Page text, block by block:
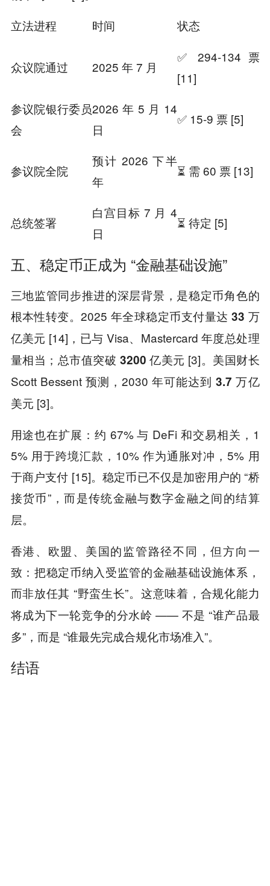
立法进程
时间 状态
众议院通过 2025 年 7 月
✅ 294-134 票
[11]
参议院银行委员
会
2026 年 5 月 14
日
✅ 15-9 票 [5]
参议院全院
预计 2026 下半
年
⏳ 需 60 票 [13]
总统签署
白宫目标 7 月 4
日
⏳ 待定 [5]
五、稳定币正成为 “金融基础设施”
三地监管同步推进的深层背景，是稳定币角色的
根本性转变。2025 年全球稳定币支付量达33 万
亿美元 [14]，已与 Visa、Mastercard 年度总处理
量相当；总市值突破 3200 亿美元 [3]。美国财长
Scott Bessent 预测，2030 年可能达到3.7万亿
美元 [3]。
用途也在扩展：约 67% 与 DeFi 和交易相关，1
5% 用于跨境汇款，10% 作为通胀对冲，5% 用
于商户支付 [15]。稳定币已不仅是加密用户的 “桥
接货币”，而是传统金融与数字金融之间的结算
层。
香港、欧盟、美国的监管路径不同，但方向一
致：把稳定币纳入受监管的金融基础设施体系，
而非放任其 “野蛮生长”。这意味着， 合规化能力
将成为下一轮竞争的分水岭 —— 不是 “谁产品最
多”，而是 “谁最先完成合规化市场准入”。
结语